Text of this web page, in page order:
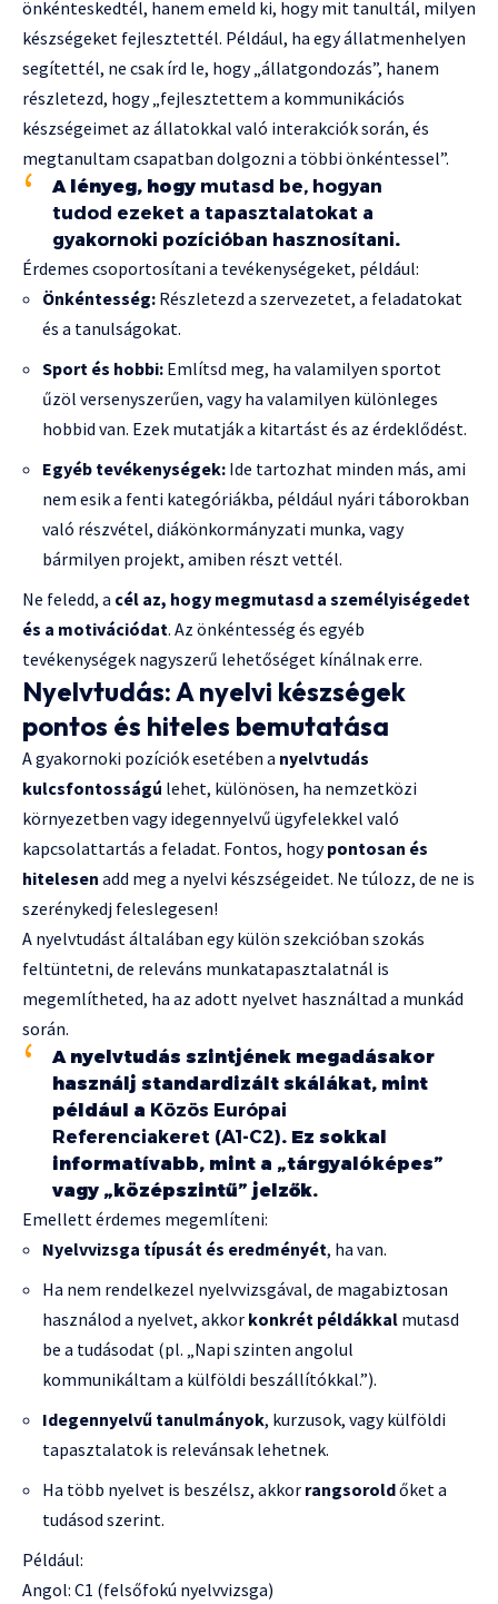
önkénteskedtél, hanem emeld ki, hogy mit tanultál, milyen
készségeket fejlesztettél. Például, ha egy állatmenhelyen
segítettél, ne csak írd le, hogy „állatgondozás”, hanem
részletezd, hogy „fejlesztettem a kommunikációs
készségeimet az állatokkal való interakciók során, és
megtanultam csapatban dolgozni a többi önkéntessel”.
A lényeg, hogy mutasd be, hogyan
tudod ezeket a tapasztalatokat a
gyakornoki pozícióban hasznosítani.
Érdemes csoportosítani a tevékenységeket, például:
Önkéntesség: Részletezd a szervezetet, a feladatokat
és a tanulságokat.
Sport és hobbi: Említsd meg, ha valamilyen sportot
űzöl versenyszerűen, vagy ha valamilyen különleges
hobbid van. Ezek mutatják a kitartást és az érdeklődést.
Egyéb tevékenységek: Ide tartozhat minden más, ami
nem esik a fenti kategóriákba, például nyári táborokban
való részvétel, diákönkormányzati munka, vagy
bármilyen projekt, amiben részt vettél.
Ne feledd, a cél az, hogy megmutasd a személyiségedet
és a motivációdat. Az önkéntesség és egyéb
tevékenységek nagyszerű lehetőséget kínálnak erre.
Nyelvtudás: A nyelvi készségek
pontos és hiteles bemutatása
A gyakornoki pozíciók esetében a nyelvtudás
kulcsfontosságú lehet, különösen, ha nemzetközi
környezetben vagy idegennyelvű ügyfelekkel való
kapcsolattartás a feladat. Fontos, hogypontosan és
hitelesen add meg a nyelvi készségeidet. Ne túlozz, de ne is
szerénykedj feleslegesen!
A nyelvtudást általában egy külön szekcióban szokás
feltüntetni, de releváns munkatapasztalatnál is
megemlítheted, ha az adott nyelvet használtad a munkád
során.
A nyelvtudás szintjének megadásakor
használj standardizált skálákat, mint
például a Közös Európai
Referenciakeret (A1-C2). Ez sokkal
informatívabb, mint a „tárgyalóképes”
vagy „középszintű” jelzők.
Emellett érdemes megemlíteni:
Nyelvvizsga típusát és eredményét, ha van.
Ha nem rendelkezel nyelvvizsgával, de magabiztosan
használod a nyelvet, akkor konkrét példákkal mutasd
be a tudásodat (pl. „Napi szinten angolul
kommunikáltam a külföldi beszállítókkal.”).
Idegennyelvű tanulmányok, kurzusok, vagy külföldi
tapasztalatok is relevánsak lehetnek.
Ha több nyelvet is beszélsz, akkor rangsoroldőket a
tudásod szerint.
Például:
Angol: C1 (felsőfokú nyelvvizsga)